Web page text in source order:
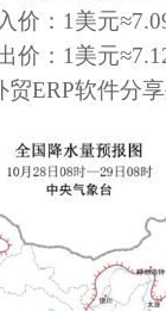
价： 1美元
价： 1美元
贸ERP软件分